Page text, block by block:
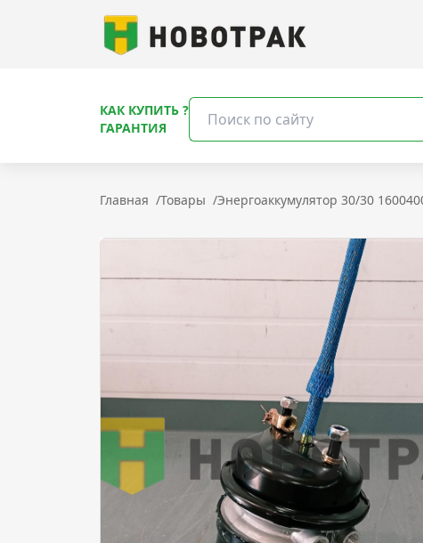
КАК КУПИТЬ ?
ГАРАНТИЯ
Главная /Товары /Энергоаккумулятор 30/30